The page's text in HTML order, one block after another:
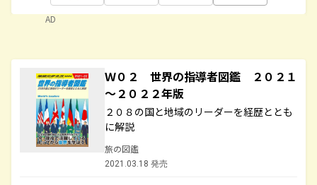
AD
Ｗ０２ 世界の指導者図鑑 ２０２１
～２０２２年版
２０８の国と地域のリーダーを経歴ととも
に解説
旅の図鑑
2021.03.18 発売